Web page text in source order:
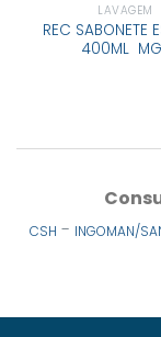
LAVAGEM
REC SABONETE
400ML
CSH - INGOMAN/